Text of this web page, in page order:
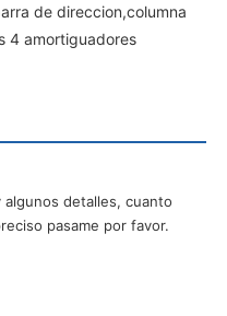
de direccion,columna
4 amortiguadores
detalles, cuanto
pasame por favor.